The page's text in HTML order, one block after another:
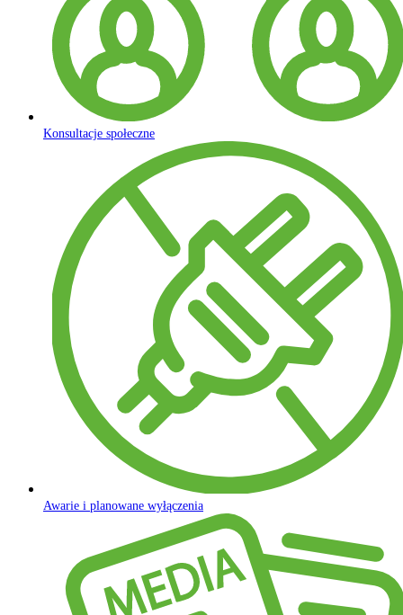
Konsultacje społeczne
Awarie i planowane wyłączenia